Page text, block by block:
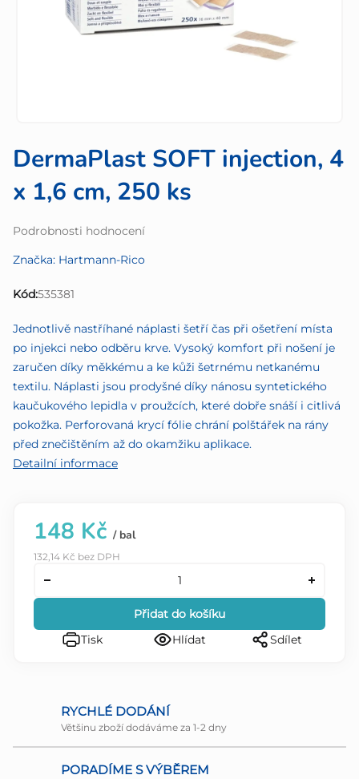
DermaPlast SOFT injection, 4
x 1,6 cm, 250 ks
Průměrné
produktu
0,0
hvězdiček.
Podrobnosti hodnocení
Značka: Hartmann-Rico
Kód:535381
Jednotlivě nastříhané náplasti šetří čas při ošetření místa
po injekci nebo odběru krve. Vysoký komfort při nošení je
zaručen díky měkkému a ke kůži šetrnému netkanému
textilu. Náplasti jsou prodyšné díky nánosu syntetického
kaučukového lepidla v proužcích, které dobře snáší i citlivá
pokožka. Perforovaná krycí fólie chrání polštářek na rány
před znečištěním až do okamžiku aplikace.
Detailní informace
148 Kč / bal
132,14 Kč bez DPH
Přidat do košíku
Tisk
Hlídat Sdílet
RYCHLÉ DODÁNÍ
Většinu zboží dodáváme za 1-2 dny
PORADÍME S VÝBĚREM